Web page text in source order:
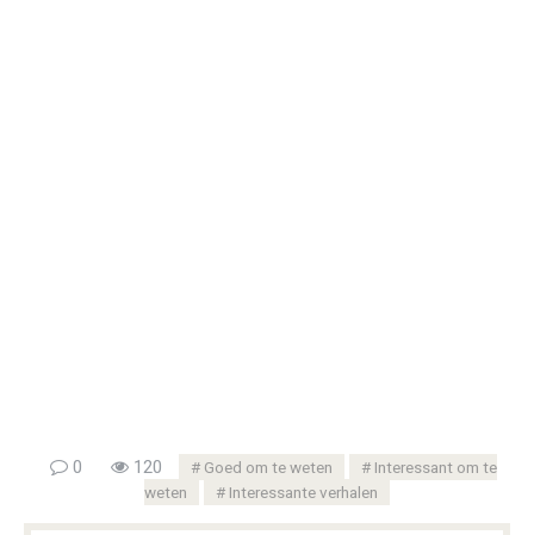
0 120 Goed om te weten
Interessant om te
weten
Interessante verhalen